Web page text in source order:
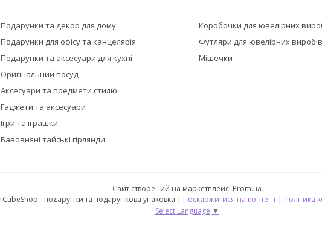
Подарунки та декор для дому
Подарунки для офісу та канцелярія
Подарунки та аксесуари для кухні
Оригінальний посуд
Аксесуари та предмети стилю
Гаджети та аксесуари
Ігри та іграшки
Бавовняні тайські гірлянди
Коробочки для ювелірних
Футляри для ювелірних виробів
Мішечки
Сайт створений на маркетплейсі Prom.ua
🎁 CubeShop - подарунки та подарункова упаковка | Поскаржитися на контент | Політика
Select Language ▼